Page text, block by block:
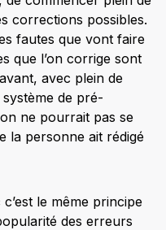
corrections possibles.
fautes que vont faire
que l’on corrige sont
avec plein de
système de pré-
ne pourrait pas se
la personne ait rédigé
c’est le même principe
des erreurs